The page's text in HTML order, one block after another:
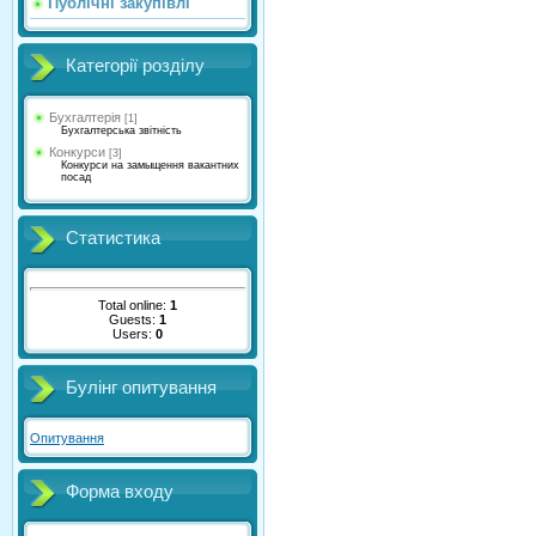
Категорії розділу
Бухгалтерія [1]
Бухгалтерська звітність
Конкурси [3]
Конкурси на замыщення вакантних
посад
Статистика
Total online: 1
Guests: 1
Users: 0
Булінг опитування
Опитування
Форма входу